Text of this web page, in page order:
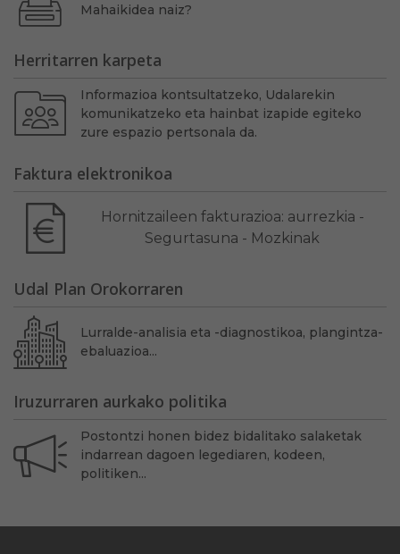
Mahaikidea naiz?
Herritarren karpeta
Informazioa kontsultatzeko, Udalarekin
komunikatzeko eta hainbat izapide egiteko
zure espazio pertsonala da.
Faktura elektronikoa
Hornitzaileen fakturazioa: aurrezkia -
Segurtasuna - Mozkinak
Udal Plan Orokorraren
Lurralde-analisia eta -diagnostikoa, plangintza-
ebaluazioa...
Iruzurraren aurkako politika
Postontzi honen bidez bidalitako salaketak
indarrean dagoen legediaren, kodeen,
politiken...